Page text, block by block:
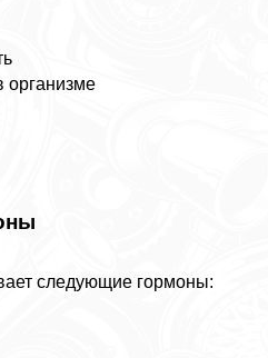
организме
следующие гормоны: